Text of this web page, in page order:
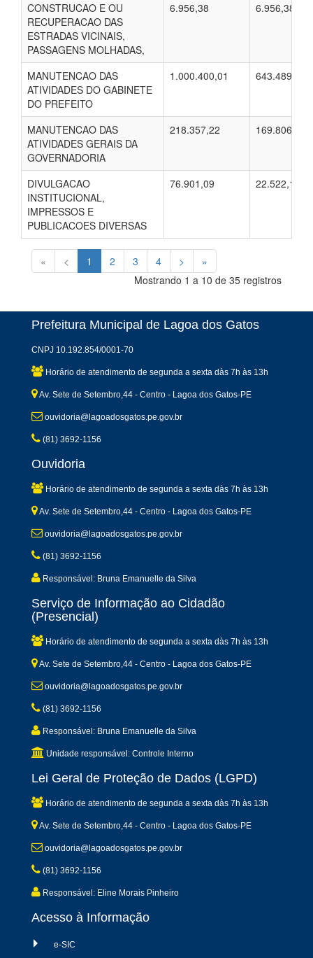
CONSTRUCAO E OU
RECUPERACAO DAS
ESTRADAS VICINAIS,
PASSAGENS MOLHADAS,
6.956,38 6.956,38
MANUTENCAO DAS
ATIVIDADES DO GABINETE
DO PREFEITO
1.000.400,01 643.489,08
MANUTENCAO DAS
ATIVIDADES GERAIS DA
GOVERNADORIA
218.357,22 169.806,68
DIVULGACAO
INSTITUCIONAL,
IMPRESSOS E
PUBLICACOES DIVERSAS
76.901,09 22.522,16
« < 1 2 3 4 >
»
Mostrando 1 a 10 de 35 registros
Prefeitura Municipal de Lagoa dos Gatos
CNPJ 10.192.854/0001-70
Horário de atendimento de segunda a sexta dàs 7h às 13h
Av. Sete de Setembro,44 - Centro - Lagoa dos Gatos-PE
ouvidoria@lagoadosgatos.pe.gov.br
(81) 3692-1156
Ouvidoria
Horário de atendimento de segunda a sexta dàs 7h às 13h
Av. Sete de Setembro,44 - Centro - Lagoa dos Gatos-PE
ouvidoria@lagoadosgatos.pe.gov.br
(81) 3692-1156
Responsável: Bruna Emanuelle da Silva
Serviço de Informação ao Cidadão
(Presencial)
Horário de atendimento de segunda a sexta dàs 7h às 13h
Av. Sete de Setembro,44 - Centro - Lagoa dos Gatos-PE
ouvidoria@lagoadosgatos.pe.gov.br
(81) 3692-1156
Responsável: Bruna Emanuelle da Silva
Unidade responsável: Controle Interno
Lei Geral de Proteção de Dados (LGPD)
Horário de atendimento de segunda a sexta dàs 7h às 13h
Av. Sete de Setembro,44 - Centro - Lagoa dos Gatos-PE
ouvidoria@lagoadosgatos.pe.gov.br
(81) 3692-1156
Responsável: Eline Morais Pinheiro
Acesso à Informação
e-SIC